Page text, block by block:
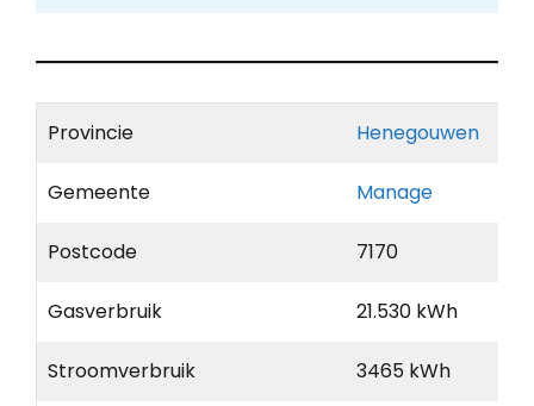
Provincie Henegouwen
Gemeente Manage
Postcode 7170
Gasverbruik 21.530 kWh
Stroomverbruik 3465 kWh